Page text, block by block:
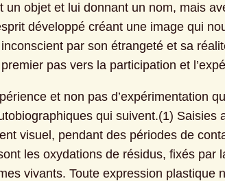
un objet et lui donnant un nom, mais
développé créant une image qui
par son étrangeté et sa
pas vers la participation et
et non pas d’expérimentation
qui suivent.(1) Saisies
visuel, pendant des périodes de
les oxydations de résidus, fixés par
vivants. Toute expression plastique